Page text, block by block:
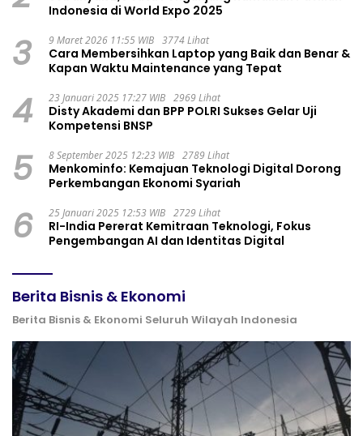
Indonesia di World Expo 2025
3 9 Maret 2026 11:55 WIB 3774 Lihat
Cara Membersihkan Laptop yang Baik dan Benar &
Kapan Waktu Maintenance yang Tepat
4 23 Januari 2025 17:27 WIB 2969 Lihat
Disty Akademi dan BPP POLRI Sukses Gelar Uji
Kompetensi BNSP
5 8 September 2025 12:23 WIB 2789 Lihat
Menkominfo: Kemajuan Teknologi Digital Dorong
Perkembangan Ekonomi Syariah
6 25 Januari 2025 12:53 WIB 2729 Lihat
RI-India Pererat Kemitraan Teknologi, Fokus
Pengembangan AI dan Identitas Digital
Berita Bisnis & Ekonomi
Berita Bisnis & Ekonomi Seluruh Wilayah Indonesia